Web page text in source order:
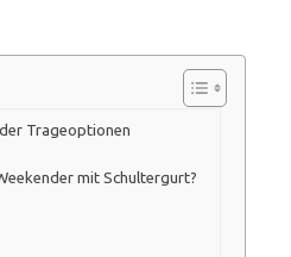
Trageoptionen
mit Schultergurt?